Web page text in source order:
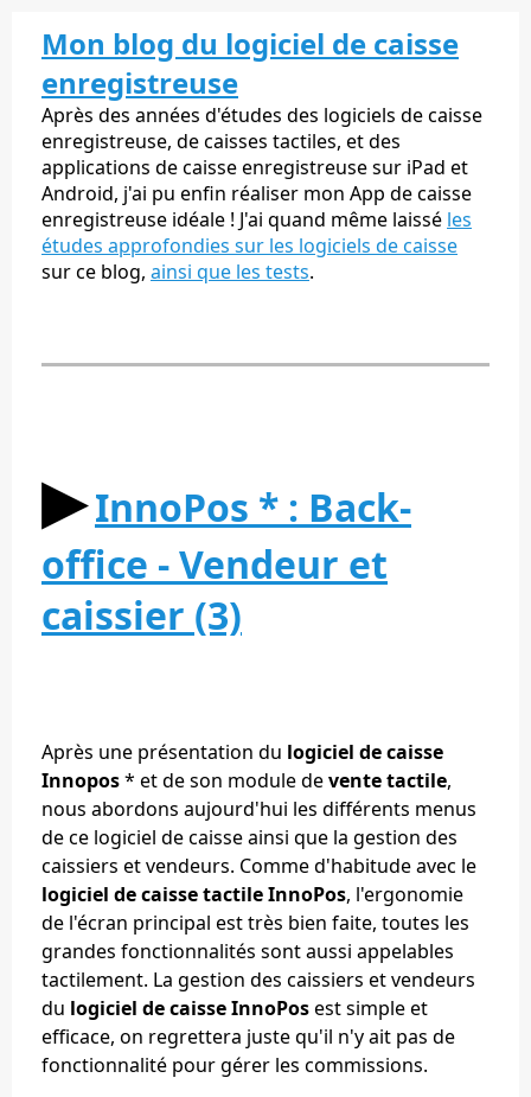
Mon blog du logiciel de caisse
enregistreuse
Après des années d'études des logiciels de caisse
enregistreuse, de caisses tactiles, et des
applications de caisse enregistreuse sur iPad et
Android, j'ai pu enfin réaliser mon App de caisse
enregistreuse idéale ! J'ai quand même laissé les
études approfondies sur les logiciels de caisse
sur ce blog, ainsi que les tests.
▶︎ InnoPos * : Back-
office - Vendeur et
caissier (3)
Après une présentation du logiciel de caisse
Innopos* et de son module devente tactile,
nous abordons aujourd'hui les différents menus
de ce logiciel de caisse ainsi que la gestion des
caissiers et vendeurs. Comme d'habitude avec le
logiciel de caisse tactile InnoPos, l'ergonomie
de l'écran principal est très bien faite, toutes les
grandes fonctionnalités sont aussi appelables
tactilement. La gestion des caissiers et vendeurs
du logiciel de caisse InnoPosest simple et
efficace, on regrettera juste qu'il n'y ait pas de
fonctionnalité pour gérer les commissions.